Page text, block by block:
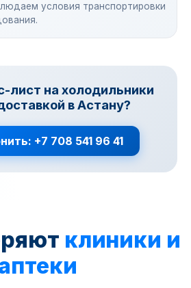
условия транспортировки
лист на холодильники
в Астану?
+7 708 541 96 41
клиники и